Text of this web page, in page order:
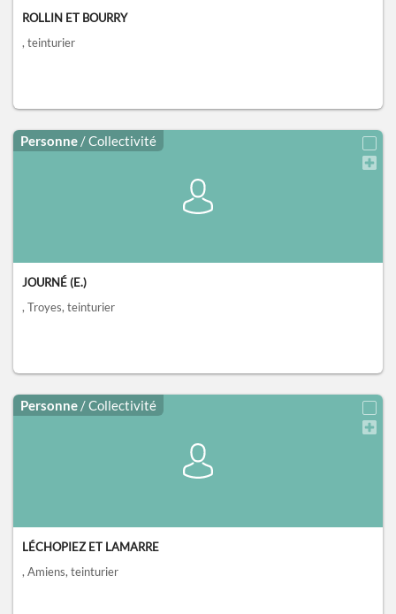
ROLLIN ET BOURRY
, teinturier
Personne / Collectivité
JOURNÉ (E.)
, Troyes, teinturier
Personne / Collectivité
LÉCHOPIEZ ET LAMARRE
, Amiens, teinturier